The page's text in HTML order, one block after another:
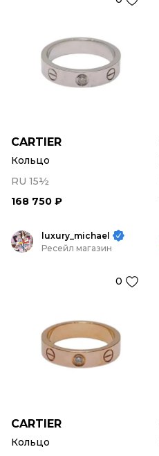
CARTIER
Кольцо
RU 15½
168 750 ₽
luxury_michael
Ресейл магазин
0
CARTIER
Кольцо